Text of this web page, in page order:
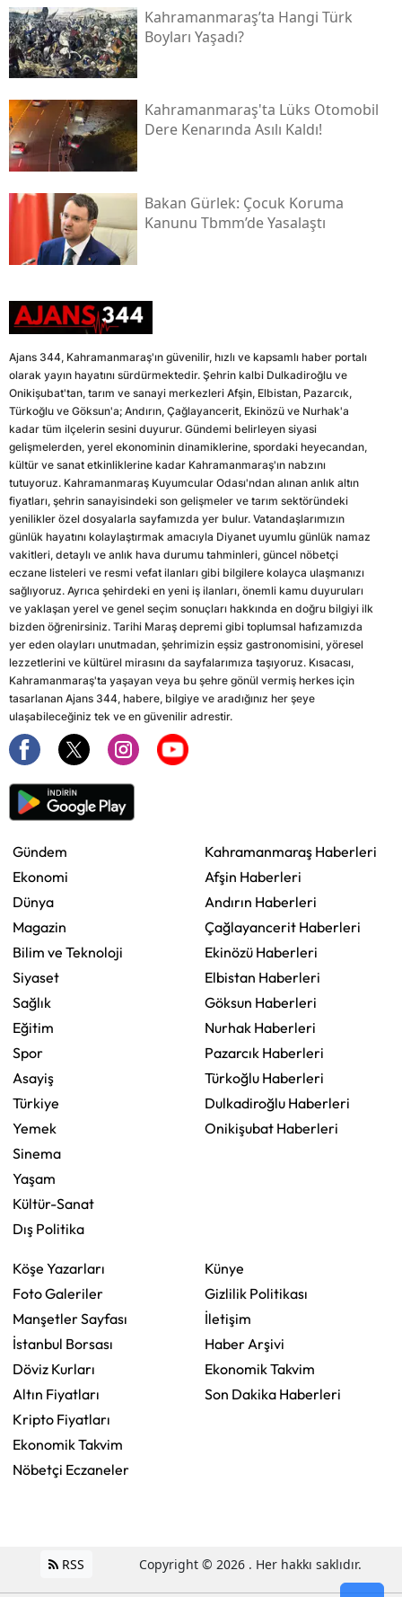
Kahramanmaraş’ta Hangi Türk
Boyları Yaşadı?
Kahramanmaraş'ta Lüks Otomobil
Dere Kenarında Asılı Kaldı!
Bakan Gürlek: Çocuk Koruma
Kanunu Tbmm’de Yasalaştı
Ajans 344, Kahramanmaraş'ın güvenilir, hızlı ve kapsamlı haber portalı
olarak yayın hayatını sürdürmektedir. Şehrin kalbi Dulkadiroğlu ve
Onikişubat'tan, tarım ve sanayi merkezleri Afşin, Elbistan, Pazarcık,
Türkoğlu ve Göksun'a; Andırın, Çağlayancerit, Ekinözü ve Nurhak'a
kadar tüm ilçelerin sesini duyurur. Gündemi belirleyen siyasi
gelişmelerden, yerel ekonominin dinamiklerine, spordaki heyecandan,
kültür ve sanat etkinliklerine kadar Kahramanmaraş'ın nabzını
tutuyoruz. Kahramanmaraş Kuyumcular Odası'ndan alınan anlık altın
fiyatları, şehrin sanayisindeki son gelişmeler ve tarım sektöründeki
yenilikler özel dosyalarla sayfamızda yer bulur. Vatandaşlarımızın
günlük hayatını kolaylaştırmak amacıyla Diyanet uyumlu günlük namaz
vakitleri, detaylı ve anlık hava durumu tahminleri, güncel nöbetçi
eczane listeleri ve resmi vefat ilanları gibi bilgilere kolayca ulaşmanızı
sağlıyoruz. Ayrıca şehirdeki en yeni iş ilanları, önemli kamu duyuruları
ve yaklaşan yerel ve genel seçim sonuçları hakkında en doğru bilgiyi ilk
bizden öğrenirsiniz. Tarihi Maraş depremi gibi toplumsal hafızamızda
yer eden olayları unutmadan, şehrimizin eşsiz gastronomisini, yöresel
lezzetlerini ve kültürel mirasını da sayfalarımıza taşıyoruz. Kısacası,
Kahramanmaraş'ta yaşayan veya bu şehre gönül vermiş herkes için
tasarlanan Ajans 344, habere, bilgiye ve aradığınız her şeye
ulaşabileceğiniz tek ve en güvenilir adrestir.
Gündem
Ekonomi
Dünya
Magazin
Bilim ve Teknoloji
Siyaset
Sağlık
Eğitim
Spor
Asayiş
Türkiye
Yemek
Sinema
Yaşam
Kültür-Sanat
Dış Politika
Kahramanmaraş Haberleri
Afşin Haberleri
Andırın Haberleri
Çağlayancerit Haberleri
Ekinözü Haberleri
Elbistan Haberleri
Göksun Haberleri
Nurhak Haberleri
Pazarcık Haberleri
Türkoğlu Haberleri
Dulkadiroğlu Haberleri
Onikişubat Haberleri
Köşe Yazarları
Foto Galeriler
Manşetler Sayfası
İstanbul Borsası
Döviz Kurları
Altın Fiyatları
Kripto Fiyatları
Ekonomik Takvim
Nöbetçi Eczaneler
Künye
Gizlilik Politikası
İletişim
Haber Arşivi
Ekonomik Takvim
Son Dakika Haberleri
RSS Copyright © 2026 . Her hakkı saklıdır.